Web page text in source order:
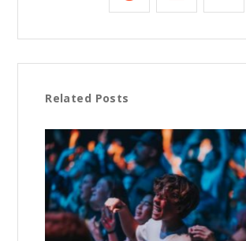
Related Posts